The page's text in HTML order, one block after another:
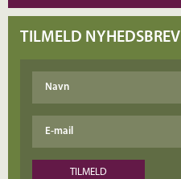
TILMELD NYHEDSBREV